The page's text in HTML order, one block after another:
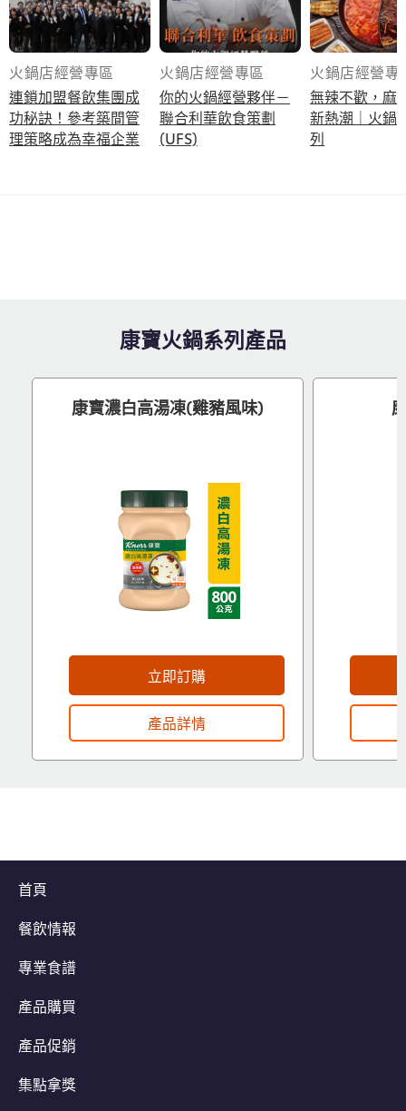
火鍋店經營專區
連鎖加盟餐飲集團成
功秘訣！參考築間管
理策略成為幸福企業
火鍋店經營專區
你的火鍋經營夥伴－
聯合利華飲食策劃
(UFS)
火鍋店經營專
無辣不歡，麻
新熱潮｜火鍋
列
康寶火鍋系列產品
康寶濃白高湯凍(雞豬風味)
立即訂購
產品詳情
首頁
餐飲情報
專業食譜
產品購買
產品促銷
集點拿獎